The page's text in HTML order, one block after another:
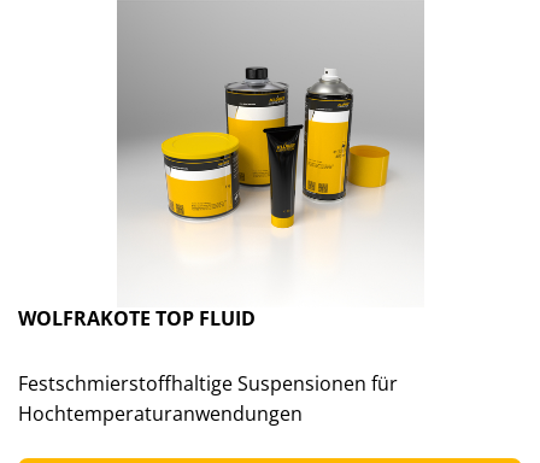
WOLFRAKOTE TOP FLUID
Festschmierstoffhaltige Suspensionen für
Hochtemperaturanwendungen